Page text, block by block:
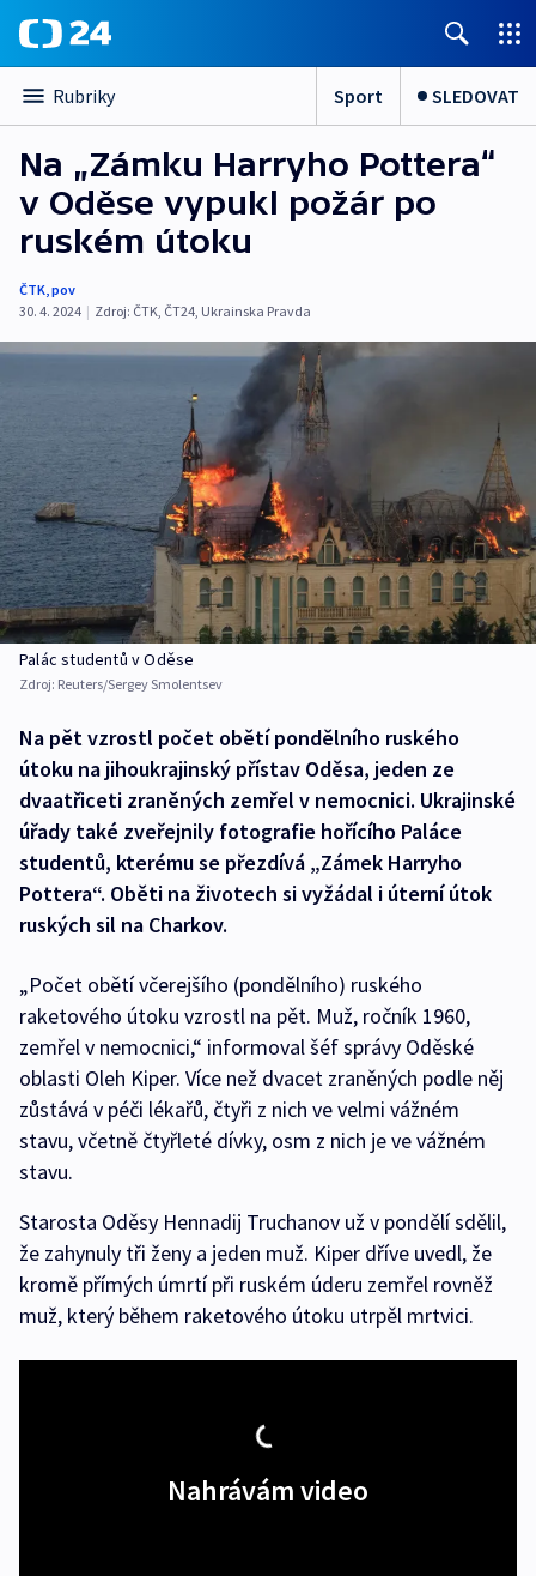
Rubriky Sport SLEDOVAT
Na „Zámku Harryho Pottera“
v Oděse vypukl požár po
ruském útoku
ČTK,pov
30. 4. 2024 | Zdroj: ČTK, ČT24, Ukrainska Pravda
Palác studentů v Oděse
Zdroj: Reuters/Sergey Smolentsev
Na pět vzrostl počet obětí pondělního ruského
útoku na jihoukrajinský přístav Oděsa, jeden ze
dvaatřiceti zraněných zemřel v nemocnici. Ukrajinské
úřady také zveřejnily fotografie hořícího Paláce
studentů, kterému se přezdívá „Zámek Harryho
Pottera“. Oběti na životech si vyžádal i úterní útok
ruských sil na Charkov.
„Počet obětí včerejšího (pondělního) ruského
raketového útoku vzrostl na pět. Muž, ročník 1960,
zemřel v nemocnici,“ informoval šéf správy Oděské
oblasti Oleh Kiper. Více než dvacet zraněných podle něj
zůstává v péči lékařů, čtyři z nich ve velmi vážném
stavu, včetně čtyřleté dívky, osm z nich je ve vážném
stavu.
Starosta Oděsy Hennadij Truchanov už v pondělí sdělil,
že zahynuly tři ženy a jeden muž. Kiper dříve uvedl, že
kromě přímých úmrtí při ruském úderu zemřel rovněž
muž, který během raketového útoku utrpěl mrtvici.
Nahrávám video